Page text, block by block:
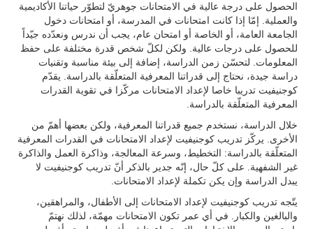
الحصول على درجة عالية في الامتحانات جوهريّ لتطوّر حياتنا الأكاديمية
والعملية. إمّا إذا كانت امتحانات في المدرسة، أو امتحانات دخول
الجامعة العامة، أو الخاصة أو امتحان عام، يجب أن ندرس ونعدّده جيّداً
للحصول على درجات عالية. ولكن لكلّ شخص قدرة مختلفة على حفظ
المعلومات. لتحسّن زمن الدراسة، إضافة إلى بيئة مناسبة وتقنيات
دراسة جيدة، نحتاج إلى قدراتنا المعرفية المتعلّقة بالدراسة. يقدّم
كوجنيفيت تدريبا خاصا لإعداد الامتحانات مركّزا في تقوية القدرات
المعرفية المتعلّقة بالدراسة.
خلال الدراسة، نستخدم جميع قدراتنا المعرفية، ولكن بعضها أهمّ من
الأخرى. يركّز تدريب كوجنيفيت لإعداد الامتحانات في القدرات المعرفية
المتعلّقة بالدراسة: التخطيط، وسرعة المعالجة، وذاكرة العمل والذاكرة
غير الشفهية. على كلّ حال، إنّه جدير بالذكر أنّ تدريب كوجنيفيت لا
يبدل الدراسة وإن يكن تكملة لإعداد الامتحانات.
يتّجه تدريب كوجنيفيت لإعداد الامتحانات إلى الأطفال، والمراهقين،
والبالغين والكبار. في أي عمر تكون الامتحانات مهمّة، لذلك نهتمّ